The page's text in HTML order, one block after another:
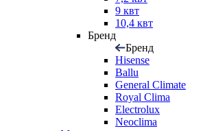
9 квт
10,4 квт
Бренд
Бренд
Hisense
Ballu
General Climate
Royal Clima
Electrolux
Neoclima